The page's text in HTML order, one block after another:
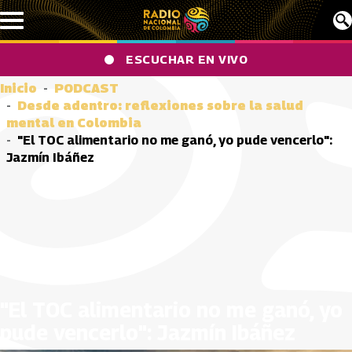
Pasar al contenido principal
ESCUCHAR EN VIVO
Inicio
PODCAST
Desde adentro: reflexiones sobre la salud
mental en Colombia
"El TOC alimentario no me ganó, yo pude vencerlo":
Jazmín Ibáñez